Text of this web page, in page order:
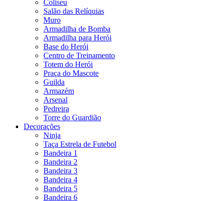
Coliseu
Salão das Relíquias
Muro
Armadilha de Bomba
Armadilha para Herói
Base do Herói
Centro de Treinamento
Totem do Herói
Praça do Mascote
Guilda
Armazém
Arsenal
Pedreira
Torre do Guardião
Decorações
Ninja
Taça Estrela de Futebol
Bandeira 1
Bandeira 2
Bandeira 3
Bandeira 4
Bandeira 5
Bandeira 6